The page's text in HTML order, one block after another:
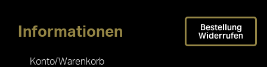
Informationen
Konto/Warenkorb
Bestellung
Widerrufen